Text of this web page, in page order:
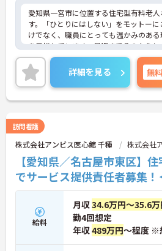
愛知県一宮市に位置する住宅型有料老人
す。「ひとりにはしない」をモットー
けでなく、職員にとっても温かみのある
を目指しています。最期までその人ら
ように、看護師、介護士が連携してケ
ます。年間休日110日以上あり、しっか
っかり休める、社員にとって理想の働
きます。年収は400万円以上の高水準で
しっかりとお給与にも反映されます。
しいたしますのでお気軽にご相談くださ
詳細を見る 無料
訪問看護
株式会社アンビス医心館 千種 株式会社
【愛知県／名古屋市東区】
でサービス提供責任者募集！
給料
月収34.6万円～35.6万
勤4回想定
年収489万円～程度 ※